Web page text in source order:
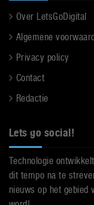
Over LetsGoDigital
Algemene
Privacy policy
Contact
Redactie
Lets go social!
Technologie
dit tempo na te
nieuws op het gebied